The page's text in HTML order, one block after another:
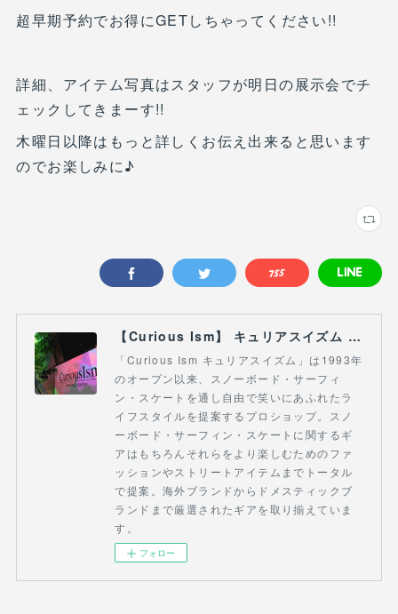
超早期予約でお得にGETしちゃってください!!
詳細、アイテム写真はスタッフが明日の展示会でチ
ェックしてきまーす!!
木曜日以降はもっと詳しくお伝え出来ると思います
のでお楽しみに♪
【Curious Ism】 キュリアスイズム l スノーボードショップ サーフショップ 福島県 会津若松市 郡山市 通販
「Curious Ism キュリアスイズム」は1993年
のオープン以来、スノーボード・サーフィ
ン・スケートを通し自由で笑いにあふれたラ
イフスタイルを提案するプロショップ。スノ
ーボード・サーフィン・スケートに関するギ
アはもちろんそれらをより楽しむためのファ
ッションやストリートアイテムまでトータル
で提案。海外ブランドからドメスティックブ
ランドまで厳選されたギアを取り揃えていま
す。
フォロー